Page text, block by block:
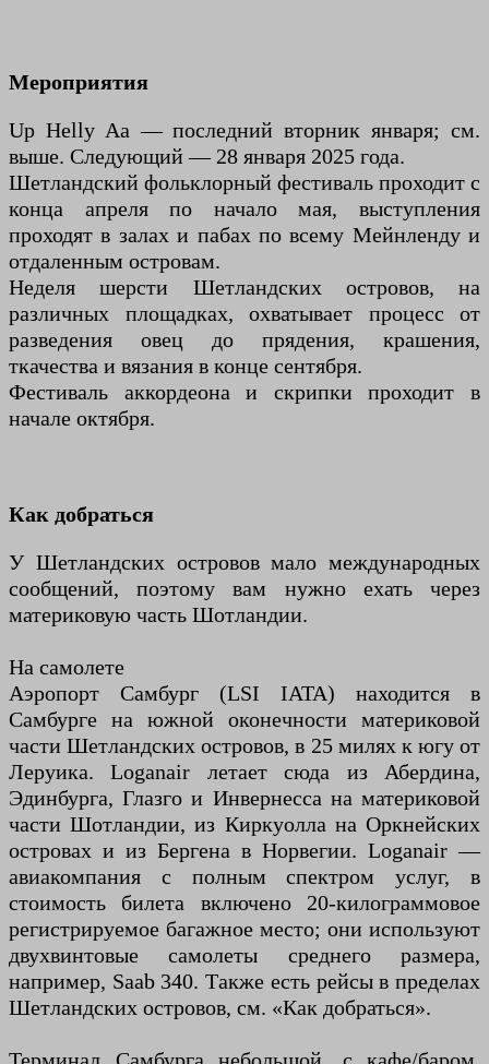
Мероприятия
Up Helly Aa — последний вторник января; см.
выше. Следующий — 28 января 2025 года.
Шетландский фольклорный фестиваль проходит с
конца апреля по начало мая, выступления
проходят в залах и пабах по всему Мейнленду и
отдаленным островам.
Неделя шерсти Шетландских островов, на
различных площадках, охватывает процесс от
разведения овец до прядения, крашения,
ткачества и вязания в конце сентября.
Фестиваль аккордеона и скрипки проходит в
начале октября.
Как добраться
У Шетландских островов мало международных
сообщений, поэтому вам нужно ехать через
материковую часть Шотландии.
На самолете
Аэропорт Самбург (LSI IATA) находится в
Самбурге на южной оконечности материковой
части Шетландских островов, в 25 милях к югу от
Леруика. Loganair летает сюда из Абердина,
Эдинбурга, Глазго и Инвернесса на материковой
части Шотландии, из Киркуолла на Оркнейских
островах и из Бергена в Норвегии. Loganair —
авиакомпания с полным спектром услуг, в
стоимость билета включено 20-килограммовое
регистрируемое багажное место; они используют
двухвинтовые самолеты среднего размера,
например, Saab 340. Также есть рейсы в пределах
Шетландских островов, см. «Как добраться».